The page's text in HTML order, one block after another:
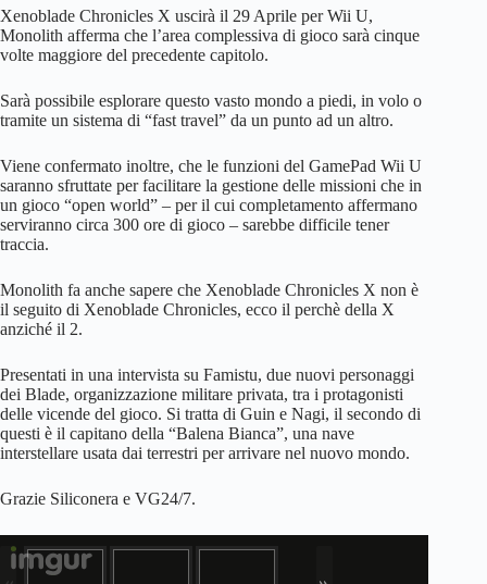
Xenoblade Chronicles X uscirà il 29 Aprile per Wii U,
Monolith afferma che l’area complessiva di gioco sarà cinque
volte maggiore del precedente capitolo.
Sarà possibile esplorare questo vasto mondo a piedi, in volo o
tramite un sistema di “fast travel” da un punto ad un altro.
Viene confermato inoltre, che le funzioni del GamePad Wii U
saranno sfruttate per facilitare la gestione delle missioni che in
un gioco “open world” – per il cui completamento affermano
serviranno circa 300 ore di gioco – sarebbe difficile tener
traccia.
Monolith fa anche sapere che Xenoblade Chronicles X non è
il seguito di Xenoblade Chronicles, ecco il perchè della X
anziché il 2.
Presentati in una intervista su Famistu, due nuovi personaggi
dei Blade, organizzazione militare privata, tra i protagonisti
delle vicende del gioco. Si tratta di Guin e Nagi, il secondo di
questi è il capitano della “Balena Bianca”, una nave
interstellare usata dai terrestri per arrivare nel nuovo mondo.
Grazie Siliconera e VG24/7.